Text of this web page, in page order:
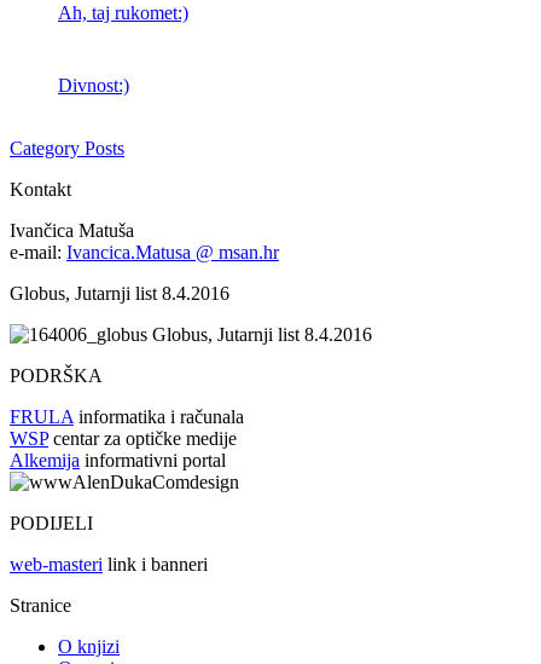
Ah, taj rukomet:)
Divnost:)
Category Posts
Kontakt
Ivančica Matuša
e-mail: Ivancica.Matusa @ msan.hr
Globus, Jutarnji list 8.4.2016
Globus, Jutarnji list 8.4.2016
PODRŠKA
FRULA informatika i računala
WSPcentar za optičke medije
Alkemija informativni portal
PODIJELI
web-masteri link i banneri
Stranice
O knjizi